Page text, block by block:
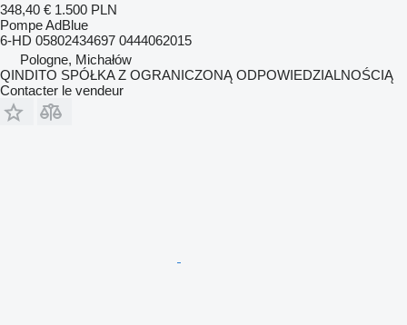
348,40 € 1.500 PLN
Pompe AdBlue
6-HD 05802434697 0444062015
Pologne, Michałów
QINDITO SPÓŁKA Z OGRANICZONĄ ODPOWIEDZIALNOŚCIĄ
Contacter le vendeur